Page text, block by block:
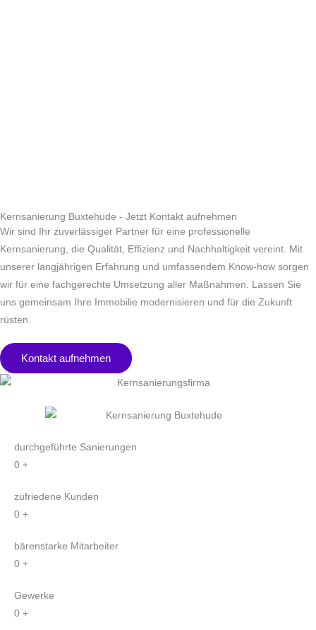
Kernsanierung Buxtehude - Jetzt Kontakt aufnehmen
Wir sind Ihr zuverlässiger Partner für eine professionelle
Kernsanierung, die Qualität, Effizienz und Nachhaltigkeit vereint. Mit
unserer langjährigen Erfahrung und umfassendem Know-how sorgen
wir für eine fachgerechte Umsetzung aller Maßnahmen. Lassen Sie
uns gemeinsam Ihre Immobilie modernisieren und für die Zukunft
rüsten.
Kontakt aufnehmen
durchgeführte Sanierungen
0 +
zufriedene Kunden
0 +
bärenstarke Mitarbeiter
0 +
Gewerke
0 +